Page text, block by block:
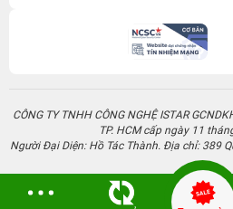
CÔNG TY TNHH CÔNG NGHỆ ISTAR
TP. HCM cấp ngày 11
Người Đại Diện: Hồ Tác Thành. Địa chỉ: 389